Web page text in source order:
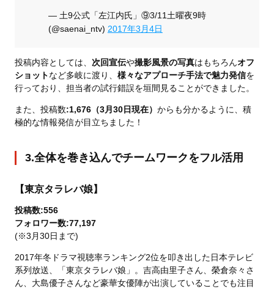
— 土9公式「左江内氏」⑨3/11土曜夜9時
(@saenai_ntv) 2017年3月4日
投稿内容としては、 次回宣伝や撮影風景の写真はもちろんオフ
ショットなど多岐に渡り、 様々なアプローチ手法で魅力発信を
行っており、担当者の試行錯誤を垣間見ることができました。
また、投稿数:1,676（3月30日現在） からも分かるように、積
極的な情報発信が目立ちました！
3.全体を巻き込んでチームワークをフル活用
【東京タラレバ娘】
投稿数:556
フォロワー数:77,197
(※3月30日まで)
2017年冬ドラマ視聴率ランキング2位を叩き出した日本テレビ
系列放送、「東京タラレバ娘」。吉高由里子さん、榮倉奈々さ
ん、大島優子さんなど豪華女優陣が出演していることでも注目